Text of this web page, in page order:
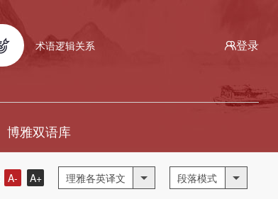
术语逻辑关系 登录
博雅双语库
段落模式
A- A+ 理雅各英译文